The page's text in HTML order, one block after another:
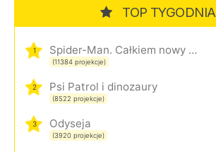
TOP TYGODNIA
1 Spider-Man. Całkiem nowy dzień
(11384 projekcje)
2 Psi Patrol i dinozaury
(8522 projekcje)
3 Odyseja
(3920 projekcje)